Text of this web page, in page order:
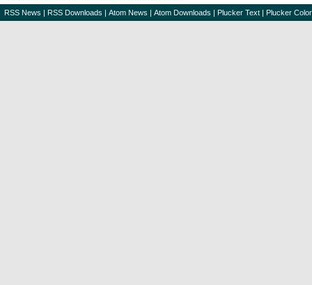
RSS News | RSS Downloads | Atom News | Atom Downloads | Plucker Text | Plucker Color